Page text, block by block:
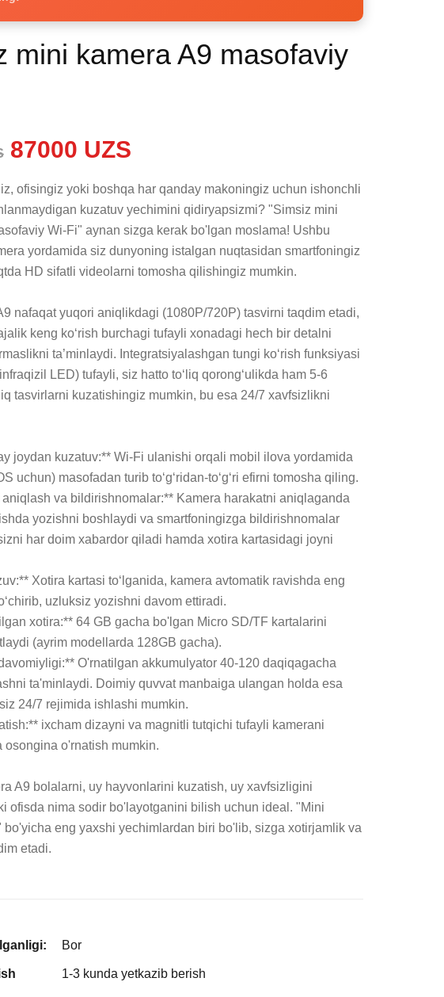
mini kamera A9 masofaviy
87000 UZS
ofisingiz yoki boshqa har qanday makoningiz uchun ishonchli
kuzatuv yechimini qidiryapsizmi? "Simsiz mini
Wi-Fi" aynan sizga kerak bo'lgan moslama! Ushbu
yordamida siz dunyoning istalgan nuqtasidan smartfoningiz
HD sifatli videolarni tomosha qilishingiz mumkin.
nafaqat yuqori aniqlikdagi (1080P/720P) tasvirni taqdim etadi,
keng ko‘rish burchagi tufayli xonadagi hech bir detalni
ta’minlaydi. Integratsiyalashgan tungi ko‘rish funksiyasi
LED) tufayli, siz hatto to‘liq qorong‘ulikda ham 5-6
tasvirlarni kuzatishingiz mumkin, bu esa 24/7 xavfsizlikni
joydan kuzatuv:** Wi-Fi ulanishi orqali mobil ilova yordamida
uchun) masofadan turib to‘g‘ridan-to‘g‘ri efirni tomosha qiling.
aniqlash va bildirishnomalar:** Kamera harakatni aniqlaganda
yozishni boshlaydi va smartfoningizga bildirishnomalar
har doim xabardor qiladi hamda xotira kartasidagi joyni
Xotira kartasi to‘lganida, kamera avtomatik ravishda eng
uzluksiz yozishni davom ettiradi.
xotira:** 64 GB gacha bo'lgan Micro SD/TF kartalarini
(ayrim modellarda 128GB gacha).
O'rnatilgan akkumulyator 40-120 daqiqagacha
ta'minlaydi. Doimiy quvvat manbaiga ulangan holda esa
24/7 rejimida ishlashi mumkin.
ixcham dizayni va magnitli tutqichi tufayli kamerani
osongina o'rnatish mumkin.
A9 bolalarni, uy hayvonlarini kuzatish, uy xavfsizligini
ofisda nima sodir bo'layotganini bilish uchun ideal. "Mini
bo'yicha eng yaxshi yechimlardan biri bo'lib, sizga xotirjamlik va
etadi.
Bor
1-3 kunda yetkazib berish